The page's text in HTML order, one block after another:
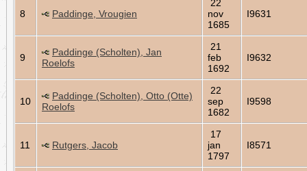
8 Paddinge, Vrougien
22
nov
1685
I9631
9
Paddinge (Scholten), Jan
Roelofs
21
feb
1692
I9632
10
Paddinge (Scholten), Otto (Otte)
Roelofs
22
sep
1682
I9598
11 Rutgers, Jacob
17
jan
1797
I8571